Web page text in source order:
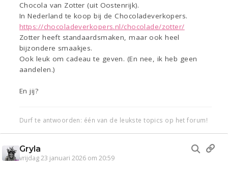
Chocola van Zotter (uit Oostenrijk).
In Nederland te koop bij de Chocoladeverkopers.
https://chocoladeverkopers.nl/chocolade/zotter/
Zotter heeft standaardsmaken, maar ook heel
bijzondere smaakjes.
Ook leuk om cadeau te geven. (En nee, ik heb geen
aandelen.)
En jij?
Durf te antwoorden: één van de leukste topics op het forum!
Gryla
vrijdag 23 januari 2026 om 20:59